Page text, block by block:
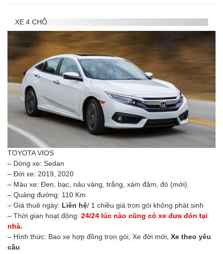
XE 4 CHỖ
TOYOTA VIOS
– Dòng xe: Sedan
– Đời xe: 2019, 2020
– Màu xe: Đen, bạc, nâu vàng, trắng, xám đậm, đỏ (mới).
– Quảng đường: 110 Km
– Giá thuê ngày: Liên hệ/ 1 chiều giá trọn gói không phát sinh
– Thời gian hoạt động: 24/24 lúc nào cũng có xe đưa đón tại
nhà.
– Hình thức: Bao xe hợp đồng trọn gói, Xe đời mới, Xe theo yêu
cầu